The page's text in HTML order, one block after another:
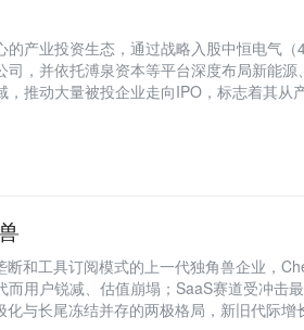
产业投资生态，通过战略入股中恒电气（
，并依托溥泉资本等平台深度布局新能源
推动大量被投企业走向IPO，标志着其从
和工具订阅模式的上一代独角兽企业，
用户锐减、估值崩塌；SaaS赛道受冲击
与长尾冻结并存的两极格局，新旧代际增